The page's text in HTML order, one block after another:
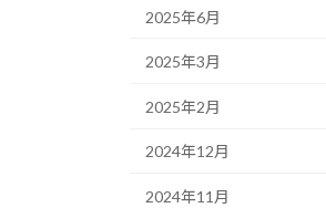
2025年6月
2025年3月
2025年2月
2024年12月
2024年11月